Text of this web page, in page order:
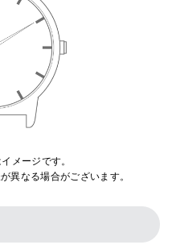
メージです。
異なる場合がございます。